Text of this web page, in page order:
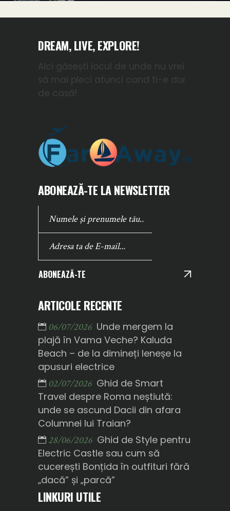
DREAM, LIVE, EXPLORE!
Aici găsești locul de unde nu vrei
să mai pleci atunci cand ti-e dor
de casă!
ABONEAZĂ-TE LA NEWSLETTER
ABONEAZĂ-TE
ARTICOLE RECENTE
06/07/2026 Unde mergem la
plajă în Vama Veche? Kaluda
Beach – de la dimineți leneșe la
apusuri electrice
02/07/2026 Ghid de Smart
Travel despre Roma neștiută:
unde se ascund Dacii din afara
Columnei lui Traian?
28/06/2026 Ghid de Style pentru
Electric Castle sau cum să
cucerești Bonțida în outfituri fără
„dacă” și „parcă”
LINKURI UTILE